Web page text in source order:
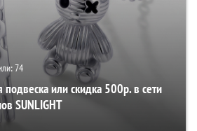
74
или скидка 500р. в сети
SUNLIGHT